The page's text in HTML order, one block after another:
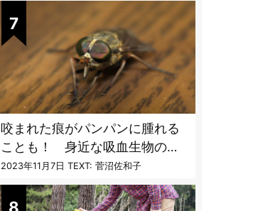
咬まれた痕がパンパンに腫れる
ことも！ 身近な吸血生物の
〝生態と対策〟【vol.04 ア
ブ・ブユ・ヌカカ】
2023年11月7日 TEXT: 菅沼佐和子